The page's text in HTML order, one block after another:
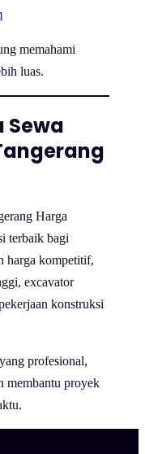
memahami
luas.
Sewa
Harga
terbaik bagi
harga kompetitif,
excavator
konstruksi
profesional,
membantu proyek